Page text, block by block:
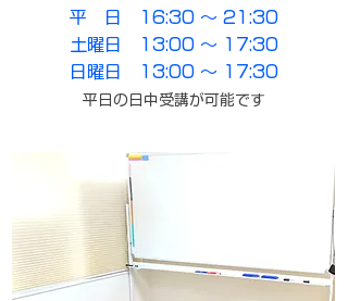
平 日 16:30 ～ 21:30
土曜日 13:00 ～ 17:30
日曜日 13:00 ～ 17:30
平日の日中受講が可能です